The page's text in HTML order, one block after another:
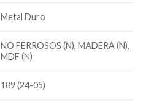
Metal Duro
NO FERROSOS (N), MADERA (N),
MDF (N)
189 (24-05)